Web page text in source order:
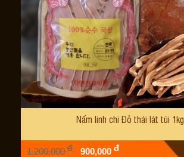
Nấm linh chi Đỏ thái lát túi 1kg
1,200,000đ 900,000đ